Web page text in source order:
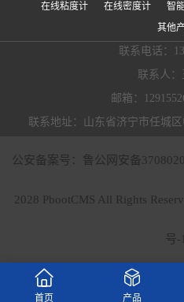
在线粘度计 在线密度计 智
其他
联系电话：
联系人
邮箱：
联系地址：山东省济宁市任城
公安备案号：鲁公网安备
2028 PbootCMS All Rights
号-1

首页

产品